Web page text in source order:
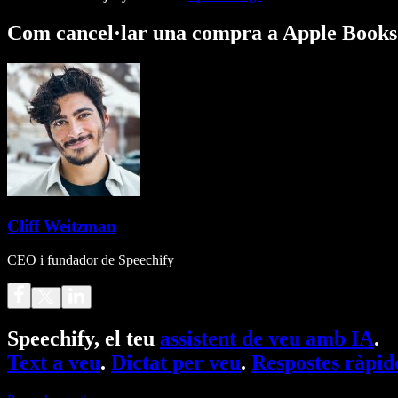
Com cancel·lar una compra a Apple Books
Cliff Weitzman
CEO i fundador de Speechify
Speechify, el teu assistent de veu amb IA.
Text a veu. Dictat per veu. Respostes